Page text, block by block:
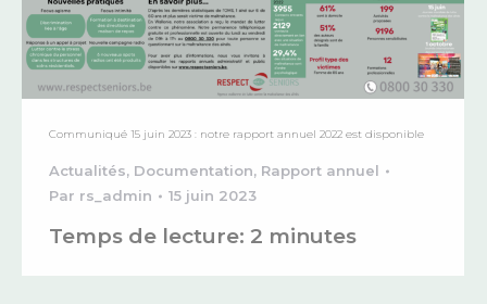
Communiqué 15 juin 2023 : notre rapport annuel 2022 est disponible
Actualités, Documentation, Rapport annuel
Par rs_admin 15 juin 2023
Temps de lecture: 2 minutes